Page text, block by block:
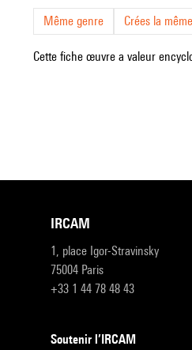
Même genre Crées la
Cette fiche œuvre a valeur
IRCAM
1, place Igor-Stravinsky
75004 Paris
+33 1 44 78 48 43
Soutenir l’IRCAM